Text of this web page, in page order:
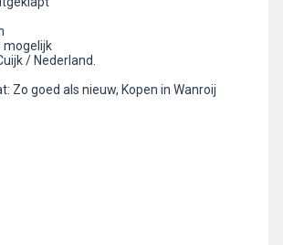
mogelijk
/ Nederland.
Zo goed als nieuw, Kopen in Wanroij